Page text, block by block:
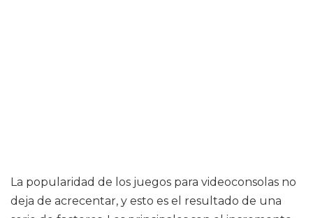
La popularidad de los juegos para videoconsolas no
deja de acrecentar, y esto es el resultado de una